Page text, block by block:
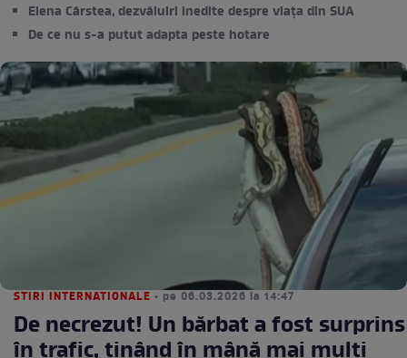
Elena Cârstea, dezvăluiri inedite despre viața din SUA
De ce nu s-a putut adapta peste hotare
STIRI INTERNATIONALE • pe 06.03.2026 la 14:47
De necrezut! Un bărbat a fost surprins